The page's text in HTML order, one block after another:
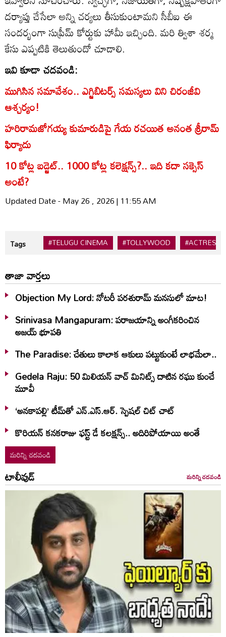
దర్యాప్తు చేసేలా అన్ని చర్యలు తీసుకుంటామని సీబీఐ ఈ
సందర్భంగా సుప్రీమ్‌ కోర్టుకు హామీ ఇచ్చింది. మరి త్విశా శర్మ
కేసు ఎప్పటికి తెలుతుందో చూడాలి.
ఇవి కూడా చదవండి:
ముగిసిన సమావేశం.. ఎగ్జిబిటర్స్ సమస్యలు విని చిరంజీవి
ఆశ్చర్యం!
హరిరామజోగయ్య కుమారుడిపై గేయ రచయిత అనంత శ్రీరామ్
ఫిర్యాదు
10 కోట్ల బడ్జెట్.. 1000 కోట్ల కలెక్షన్స్?.. ఇది కదా సక్సెస్
అంటే?
Updated Date - May 26 , 2026 | 11:55 AM
Tags #TELUGU CINEMA #TOLLYWOOD #ACTRESS
తాజా వార్తలు
Objection My Lord: నోటరీ పరశురామ్‌ మనసులో మాట!
Srinivasa Mangapuram: పరాజయాన్ని అంగీకరించిన
అజయ్ భూపతి
The Paradise: చేతులు కాలాక ఆకులు పట్టుకుంటే లాభమేలా..
Gedela Raju: 50 మిలియన్‌ వాచ్‌ మినిట్స్‌ దాటిన రఘు కుంచే
మూవీ
‘అనకాపల్లి’ టీమ్‌తో ఎన్.ఎస్.ఆర్. స్పెషల్ చిట్ చాట్
కొరియన్ కనకరాజు ఫస్ట్ డే కలక్షన్స్.. అదిరిపోయాయి అంతే
మరిన్ని చదవండి
టాలీవుడ్ మరిన్ని చదవండి